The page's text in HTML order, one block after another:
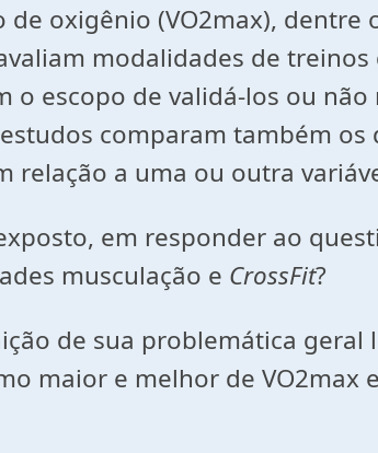
oxigênio (VO2max), dentre
modalidades de treinos
escopo de validá-los ou não
comparam também os
relação a uma ou outra
em responder ao
musculação e CrossFit?
de sua problemática geral
maior e melhor de VO2max